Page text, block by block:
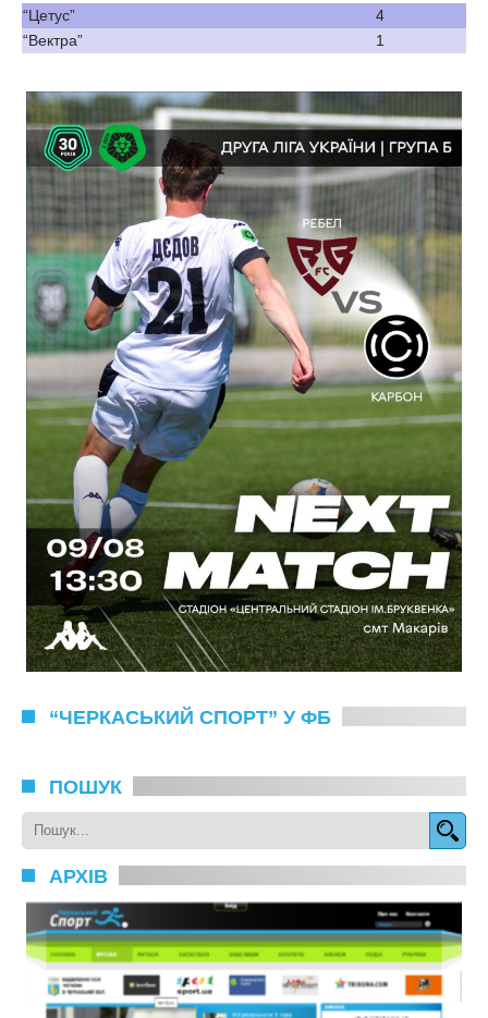
“Цетус”
4
“Вектра”
1
“ЧЕРКАСЬКИЙ СПОРТ” У ФБ
ПОШУК
АРХІВ